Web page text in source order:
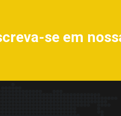
se em